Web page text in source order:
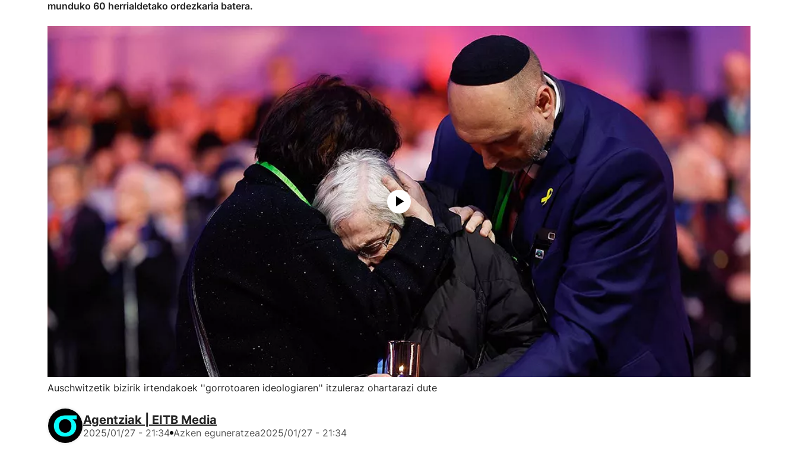
munduko 60 herrialdetako ordezkaria batera.
Auschwitzetik bizirik irtendakoek ''gorrotoaren ideologiaren'' itzuleraz ohartarazi dute
Agentziak | EITB Media
2025/01/27 - 21:34 Azken eguneratzea2025/01/27 - 21:34